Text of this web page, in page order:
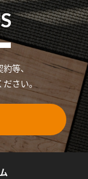
等、
さい。